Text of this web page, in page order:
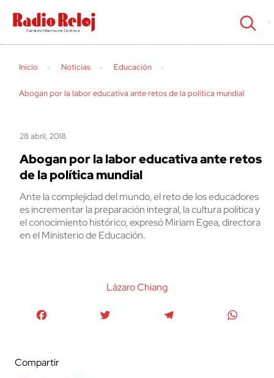
cerrar
Inicio Noticias Educación
Abogan por la labor educativa ante retos de la política mundial
28 abril, 2018
Abogan por la labor educativa ante retos
de la política mundial
Ante la complejidad del mundo, el reto de los educadores
es incrementar la preparación integral, la cultura política y
el conocimiento histórico, expresó Miriam Egea, directora
en el Ministerio de Educación.
Lázaro Chiang
Compartir